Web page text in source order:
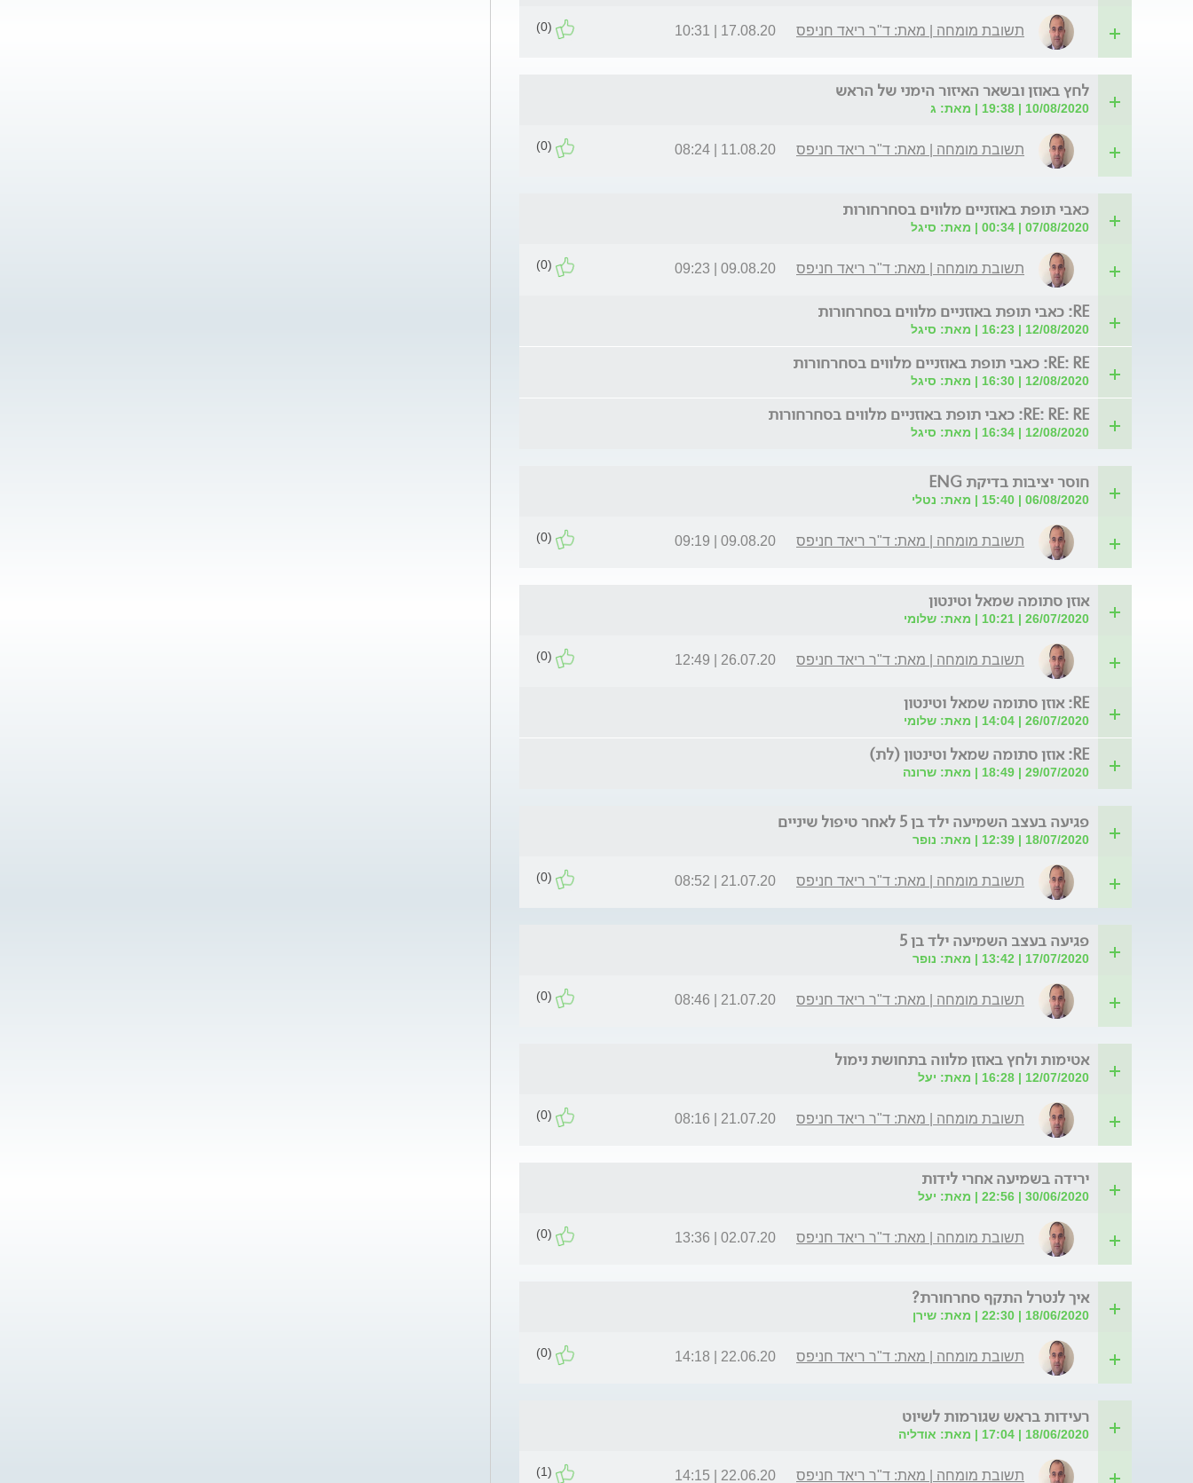
תשובת מומחה | מאת: ד"ר ריאד חניפס 17.08.20 | 10:31
(0)
לחץ באוזן ובשאר האיזור הימני של הראש
10/08/2020 | 19:38 | מאת: ג
תשובת מומחה | מאת: ד"ר ריאד חניפס 11.08.20 | 08:24
(0)
כאבי תופת באוזניים מלווים בסחרחורות
07/08/2020 | 00:34 | מאת: סיגל
תשובת מומחה | מאת: ד"ר ריאד חניפס 09.08.20 | 09:23
(0)
RE: כאבי תופת באוזניים מלווים בסחרחורות
12/08/2020 | 16:23 | מאת: סיגל
RE: RE: כאבי תופת באוזניים מלווים בסחרחורות
12/08/2020 | 16:30 | מאת: סיגל
RE: RE: RE: כאבי תופת באוזניים מלווים בסחרחורות
12/08/2020 | 16:34 | מאת: סיגל
חוסר יציבות בדיקת ENG
06/08/2020 | 15:40 | מאת: נטלי
תשובת מומחה | מאת: ד"ר ריאד חניפס 09.08.20 | 09:19
(0)
אוזן סתומה שמאל וטינטון
26/07/2020 | 10:21 | מאת: שלומי
תשובת מומחה | מאת: ד"ר ריאד חניפס 26.07.20 | 12:49
(0)
RE: אוזן סתומה שמאל וטינטון
26/07/2020 | 14:04 | מאת: שלומי
RE: אוזן סתומה שמאל וטינטון (לת)
29/07/2020 | 18:49 | מאת: שרונה
פגיעה בעצב השמיעה ילד בן 5 לאחר טיפול שיניים
18/07/2020 | 12:39 | מאת: נופר
תשובת מומחה | מאת: ד"ר ריאד חניפס 21.07.20 | 08:52
(0)
פגיעה בעצב השמיעה ילד בן 5
17/07/2020 | 13:42 | מאת: נופר
תשובת מומחה | מאת: ד"ר ריאד חניפס 21.07.20 | 08:46
(0)
אטימות ולחץ באוזן מלווה בתחושת נימול
12/07/2020 | 16:28 | מאת: יעל
תשובת מומחה | מאת: ד"ר ריאד חניפס 21.07.20 | 08:16
(0)
ירידה בשמיעה אחרי לידות
30/06/2020 | 22:56 | מאת: יעל
תשובת מומחה | מאת: ד"ר ריאד חניפס 02.07.20 | 13:36
(0)
איך לנטרל התקף סחרחורת?
18/06/2020 | 22:30 | מאת: שירן
תשובת מומחה | מאת: ד"ר ריאד חניפס 22.06.20 | 14:18
(0)
רעידות בראש שגורמות לשיוט
18/06/2020 | 17:04 | מאת: אודליה
תשובת מומחה | מאת: ד"ר ריאד חניפס 22.06.20 | 14:15
(1)